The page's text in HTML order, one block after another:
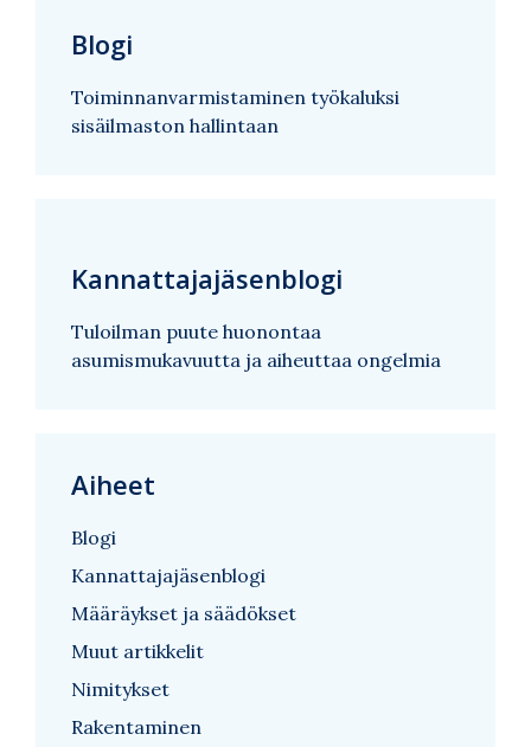
Blogi
Toiminnanvarmistaminen työkaluksi
sisäilmaston hallintaan
Kannattajajäsenblogi
Tuloilman puute huonontaa
asumismukavuutta ja aiheuttaa ongelmia
Aiheet
Blogi
Kannattajajäsenblogi
Määräykset ja säädökset
Muut artikkelit
Nimitykset
Rakentaminen